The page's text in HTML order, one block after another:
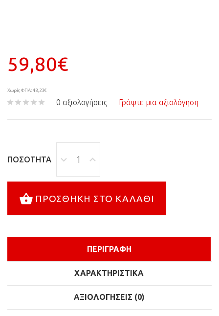
59,80€
Χωρίς ΦΠΑ: 48,23€
0 αξιολογήσεις Γράψτε μια αξιολόγηση
ΠΟΣΌΤΗΤΑ
ΠΡΟΣΘΉΚΗ ΣΤΟ ΚΑΛΆΘΙ
ΠΕΡΙΓΡΑΦΉ
ΧΑΡΑΚΤΗΡΙΣΤΙΚΆ
ΑΞΙΟΛΟΓΉΣΕΙΣ (0)